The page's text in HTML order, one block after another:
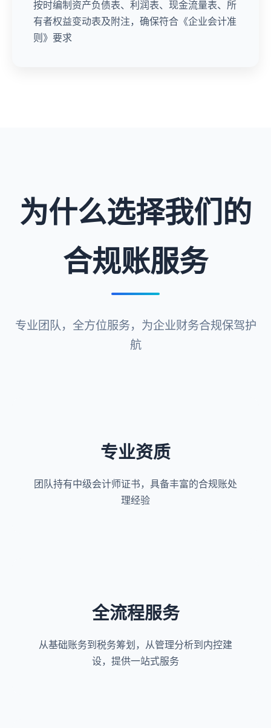
按时编制资产负债表、利润表、现金流量表、所
有者权益变动表及附注，确保符合《企业会计准
则》要求
为什么选择我们的
合规账服务
专业团队，全方位服务，为企业财务合规保驾护
航
专业资质
团队持有中级会计师证书，具备丰富的合规账处
理经验
全流程服务
从基础账务到税务筹划，从管理分析到内控建
设，提供一站式服务